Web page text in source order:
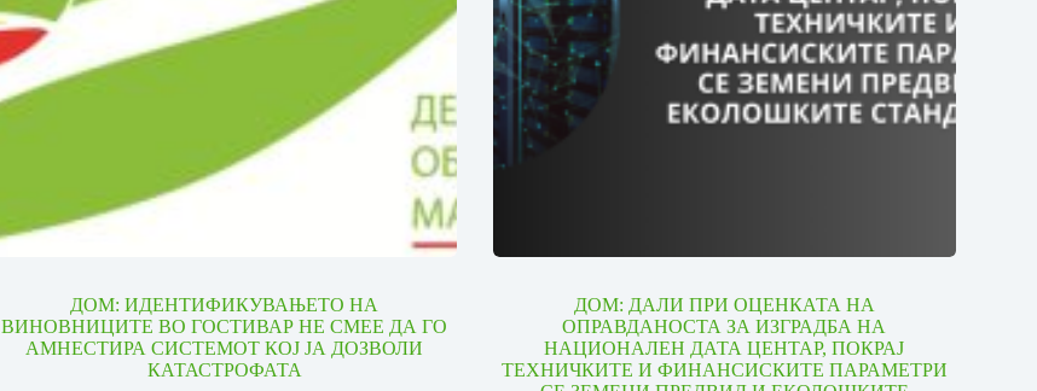
ДОМ: ИДЕНТИФИКУВАЊЕТО НА
ВИНОВНИЦИТЕ ВО ГОСТИВАР НЕ СМЕЕ ДА ГО
АМНЕСТИРА СИСТЕМОТ КОЈ ЈА ДОЗВОЛИ
КАТАСТРОФАТА
ДОМ: ДАЛИ ПРИ ОЦЕНКАТА НА
ОПРАВДАНОСТА ЗА ИЗГРАДБА НА
НАЦИОНАЛЕН ДАТА ЦЕНТАР, ПОКРАЈ
ТЕХНИЧКИТЕ И ФИНАНСИСКИТЕ ПАРАМЕТРИ